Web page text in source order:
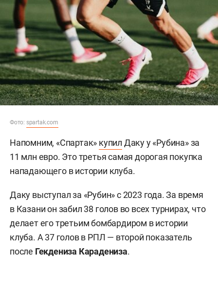
Фото: spartak.com
Напомним, «Спартак» купил Даку у «Рубина» за
11 млн евро. Это третья самая дорогая покупка
нападающего в истории клуба.
Даку выступал за «Рубин» с 2023 года. За время
в Казани он забил 38 голов во всех турнирах, что
делает его третьим бомбардиром в истории
клуба. А 37 голов в РПЛ — второй показатель
после Гекдениза Карадениза.